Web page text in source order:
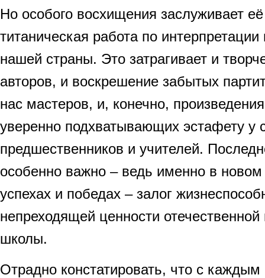
Но особого восхищения заслуживает
титаническая работа по
нашей страны. Это затрагивает и
авторов, и воскрешение забытых
нас мастеров, и, конечно,
уверенно подхватывающих эстафету у
предшественников и учителей.
особенно важно – ведь именно в новом
успехах и победах – залог
непреходящей ценности отечественной
школы.
Отрадно констатировать, что с